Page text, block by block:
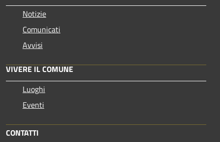
Notizie
Comunicati
Avvisi
VIVERE IL COMUNE
Luoghi
Eventi
CONTATTI